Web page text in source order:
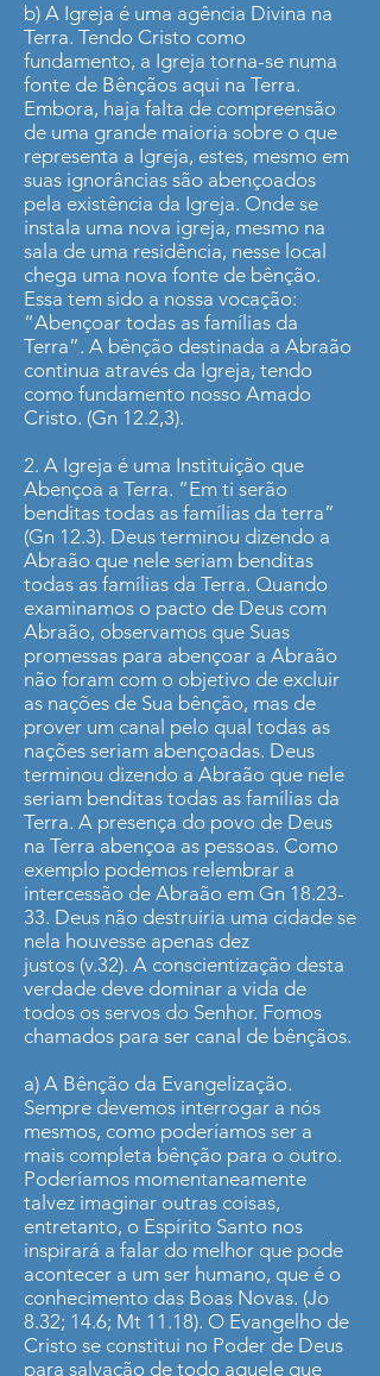
b) A Igreja é uma agência Divina na
Terra. Tendo Cristo como
fundamento, a Igreja torna-se numa
fonte de Bênçãos aqui na Terra.
Embora, haja falta de compreensão
de uma grande maioria sobre o que
representa a Igreja, estes, mesmo em
suas ignorâncias são abençoados
pela existência da Igreja. Onde se
instala uma nova igreja, mesmo na
sala de uma residência, nesse local
chega uma nova fonte de bênção.
Essa tem sido a nossa vocação:
“Abençoar todas as famílias da
Terra”. A bênção destinada a Abraão
continua através da Igreja, tendo
como fundamento nosso Amado
Cristo. (Gn 12.2,3).
2. A Igreja é uma Instituição que
Abençoa a Terra. “Em ti serão
benditas todas as famílias da terra”
(Gn 12.3). Deus terminou dizendo a
Abraão que nele seriam benditas
todas as famílias da Terra. Quando
examinamos o pacto de Deus com
Abraão, observamos que Suas
promessas para abençoar a Abraão
não foram com o objetivo de excluir
as nações de Sua bênção, mas de
prover um canal pelo qual todas as
nações seriam abençoadas. Deus
terminou dizendo a Abraão que nele
seriam benditas todas as famílias da
Terra. A presença do povo de Deus
na Terra abençoa as pessoas. Como
exemplo podemos relembrar a
intercessão de Abraão em Gn 18.23-
33. Deus não destruiria uma cidade se
nela houvesse apenas dez
justos (v.32). A conscientização desta
verdade deve dominar a vida de
todos os servos do Senhor. Fomos
chamados para ser canal de bênçãos.
a) A Bênção da Evangelização.
Sempre devemos interrogar a nós
mesmos, como poderíamos ser a
mais completa bênção para o outro.
Poderíamos momentaneamente
talvez imaginar outras coisas,
entretanto, o Espírito Santo nos
inspirará a falar do melhor que pode
acontecer a um ser humano, que é o
conhecimento das Boas Novas. (Jo
8.32; 14.6; Mt 11.18). O Evangelho de
Cristo se constitui no Poder de Deus
para salvação de todo aquele que